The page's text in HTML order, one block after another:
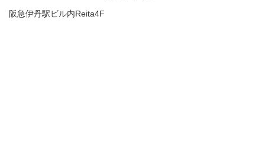
阪急伊丹駅ビル内Reita4F